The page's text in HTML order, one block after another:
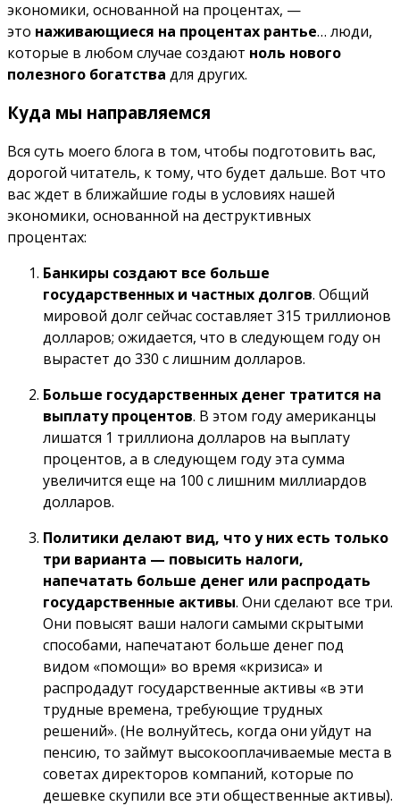
экономики, основанной на процентах, —
это наживающиеся на процентах рантье… люди,
которые в любом случае создают ноль нового
полезного богатства для других.
Куда мы направляемся
Вся суть моего блога в том, чтобы подготовить вас,
дорогой читатель, к тому, что будет дальше. Вот что
вас ждет в ближайшие годы в условиях нашей
экономики, основанной на деструктивных
процентах:
Банкиры создают все больше
государственных и частных долгов. Общий
мировой долг сейчас составляет 315 триллионов
долларов; ожидается, что в следующем году он
вырастет до 330 с лишним долларов.
Больше государственных денег тратится на
выплату процентов. В этом году американцы
лишатся 1 триллиона долларов на выплату
процентов, а в следующем году эта сумма
увеличится еще на 100 с лишним миллиардов
долларов.
Политики делают вид, что у них есть только
три варианта — повысить налоги,
напечатать больше денег или распродать
государственные активы. Они сделают все три.
Они повысят ваши налоги самыми скрытыми
способами, напечатают больше денег под
видом «помощи» во время «кризиса» и
распродадут государственные активы «в эти
трудные времена, требующие трудных
решений». (Не волнуйтесь, когда они уйдут на
пенсию, то займут высокооплачиваемые места в
советах директоров компаний, которые по
дешевке скупили все эти общественные активы).